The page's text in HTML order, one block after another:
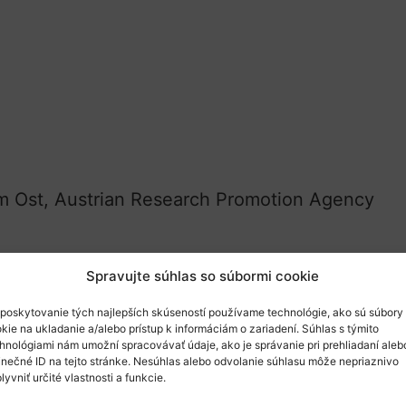
Spravujte súhlas so súbormi cookie
tých najlepších skúseností používame technológie, ako sú súbory
na ukladanie a/alebo prístup k informáciám o zariadení. Súhlas s týmito
nám umožní spracovávať údaje, ako je správanie pri prehliadaní
ID na tejto stránke. Nesúhlas alebo odvolanie súhlasu môže nepriaznivo
určité vlastnosti a funkcie.
Ost, Austrian Research Promotion Agency
podmienkou úspešných žiadostí
má byť otvorená, údaje prístupné a